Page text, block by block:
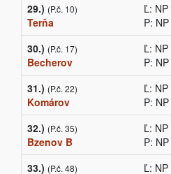
29.) (P.č. 10)
Terňa
Ľ: NP
P: NP
30.) (P.č. 17)
Becherov
Ľ: NP
P: NP
31.) (P.č. 22)
Komárov
Ľ: NP
P: NP
32.) (P.č. 35)
Bzenov B
Ľ: NP
P: NP
33.) (P.č. 48)
Ľ: NP